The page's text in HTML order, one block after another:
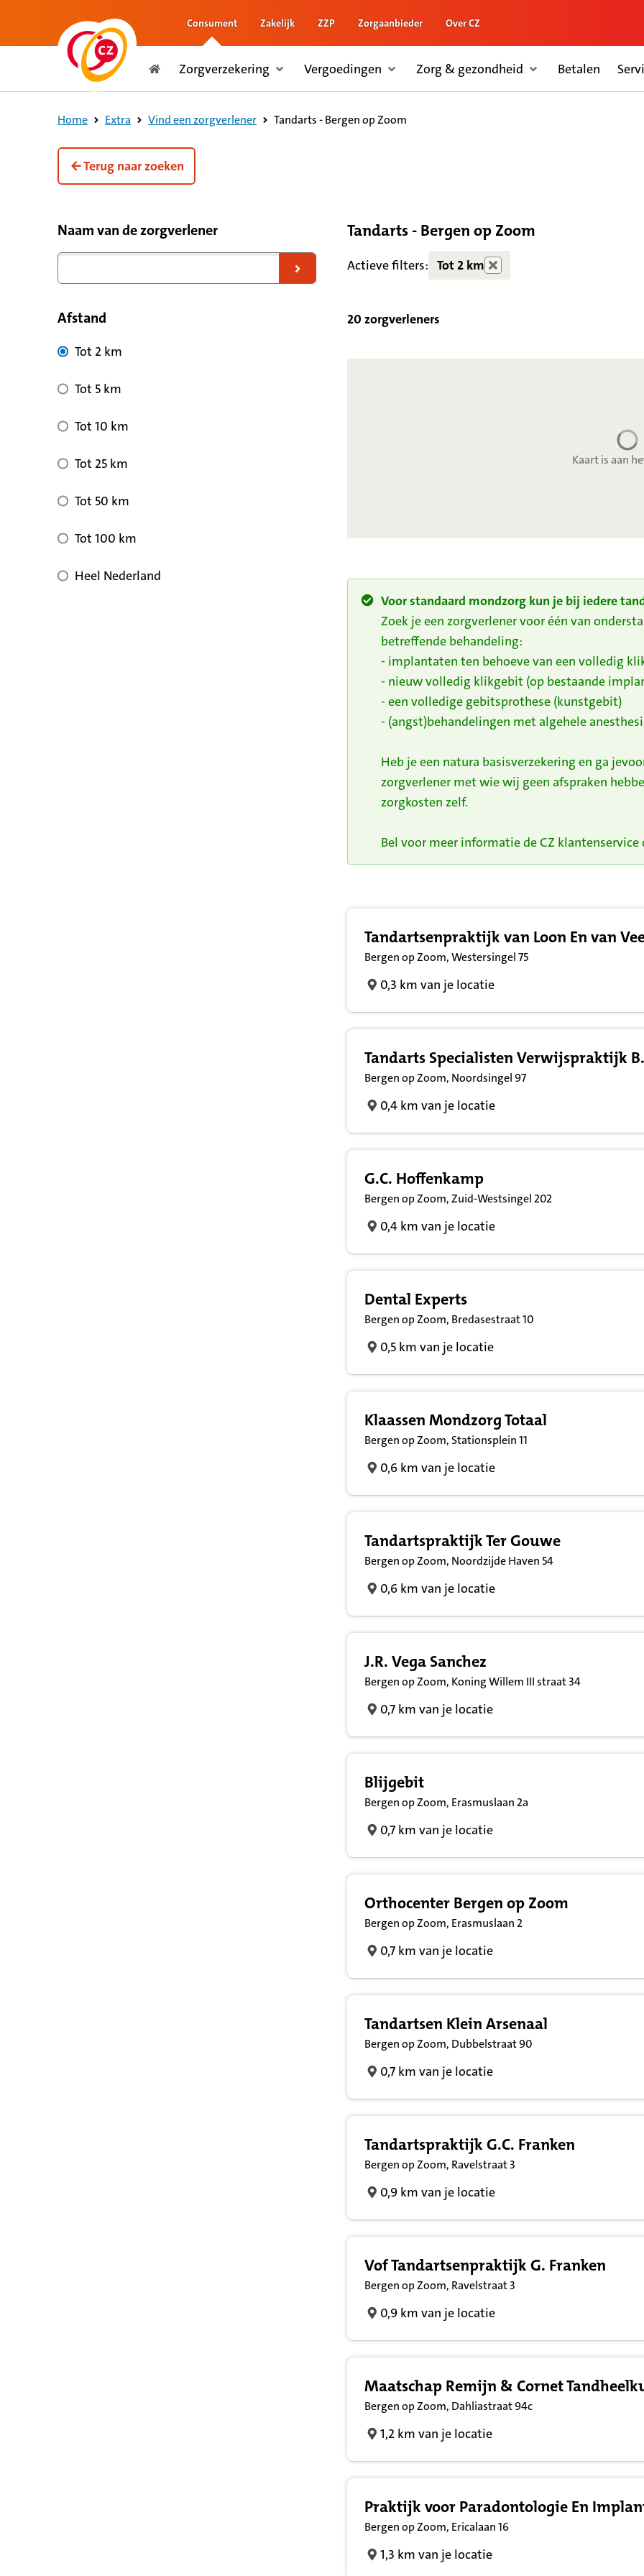
de inhoud
Consument Zakelijk ZZP Zorgaanbieder Over CZ
Consument
Zorgverzekering Vergoedingen Zorg & gezondheid Betalen
Home Extra Vind een zorgverlener Tandarts - Bergen op Zoom
Terug naar zoeken
Tandarts - Bergen op Zoom
Naar zoekresultaten
Filteropties voor zorgverleners
Naam van de zorgverlener
Afstand
Tot 2 km
Tot 5 km
Tot 10 km
Tot 25 km
Tot 50 km
Tot 100 km
Heel Nederland
Actieve filters: Tot 2 km
Kaart is aan
20 zorgverleners
Voor standaard mondzorg kun je bij iedere
Zoek je een zorgverlener voor één van
betreffende behandeling:
- implantaten ten behoeve van een volledig
- nieuw volledig klikgebit (op bestaande
- een volledige gebitsprothese (kunstgebit)
- (angst)behandelingen met algehele
Heb je een natura basisverzekering en ga
zorgverlener met wie wij geen afspraken
zorgkosten zelf.
Bel voor meer informatie de CZ klantenservice
Tandartsenpraktijk van Loon En van
Bergen op Zoom, Westersingel 75
0,3 km van je locatie
Tandarts Specialisten Verwijspraktijk
Bergen op Zoom, Noordsingel 97
0,4 km van je locatie
G.C. Hoffenkamp
Bergen op Zoom, Zuid-Westsingel 202
0,4 km van je locatie
Dental Experts
Bergen op Zoom, Bredasestraat 10
0,5 km van je locatie
Klaassen Mondzorg Totaal
Bergen op Zoom, Stationsplein 11
0,6 km van je locatie
Tandartspraktijk Ter Gouwe
Bergen op Zoom, Noordzijde Haven 54
0,6 km van je locatie
J.R. Vega Sanchez
Bergen op Zoom, Koning Willem III straat 34
0,7 km van je locatie
Blijgebit
Bergen op Zoom, Erasmuslaan 2a
0,7 km van je locatie
Orthocenter Bergen op Zoom
Bergen op Zoom, Erasmuslaan 2
0,7 km van je locatie
Tandartsen Klein Arsenaal
Bergen op Zoom, Dubbelstraat 90
0,7 km van je locatie
Tandartspraktijk G.C. Franken
Bergen op Zoom, Ravelstraat 3
0,9 km van je locatie
Vof Tandartsenpraktijk G. Franken
Bergen op Zoom, Ravelstraat 3
0,9 km van je locatie
Maatschap Remijn & Cornet
Bergen op Zoom, Dahliastraat 94c
1,2 km van je locatie
Praktijk voor Paradontologie En
Bergen op Zoom, Ericalaan 16
1,3 km van je locatie